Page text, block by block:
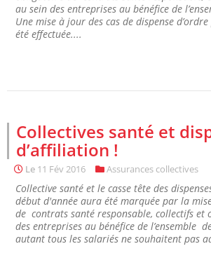
au sein des entreprises au bénéfice de
Une mise à jour des cas de dispense
été effectuée....
Collectives santé et
d’affiliation !
Le 11 Fév 2016 Assurances collectives
Collective santé et le casse tête des
début d'année aura été marquée par la
de contrats santé responsable, collectifs et
des entreprises au bénéfice de l’ensemble
autant tous les salariés ne souhaitent pas